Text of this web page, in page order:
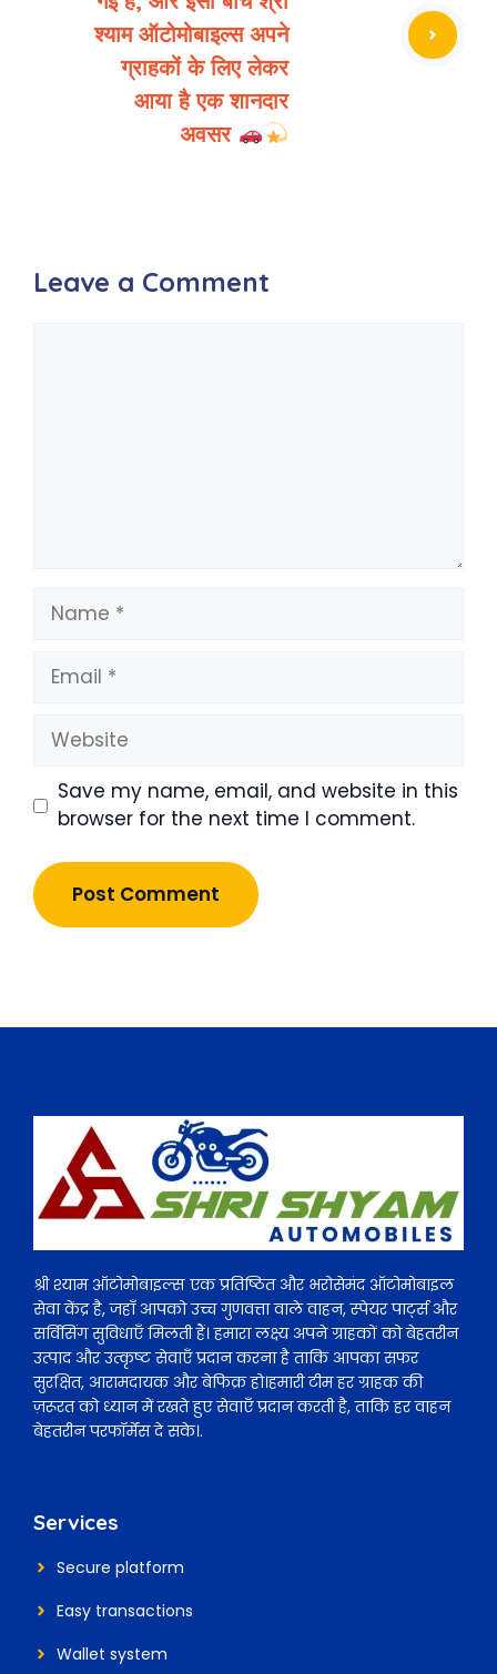
श्याम ऑटोमोबाइल्स अपने
ग्राहकों के लिए लेकर
आया है एक शानदार
अवसर
Leave a Comment
Name
Email
Website
Save my name, email, and website in this
browser for the next time I comment.
श्री श्याम ऑटोमोबाइल्स एक प्रतिष्ठित और भरोसेमंद ऑटोमोबाइल
सेवा केंद्र है, जहाँ आपको उच्च गुणवत्ता वाले वाहन, स्पेयर पार्ट्स और
सर्विसिंग सुविधाएँ मिलती हैं। हमारा लक्ष्य अपने ग्राहकों को बेहतरीन
उत्पाद और उत्कृष्ट सेवाएँ प्रदान करना है ताकि आपका सफर
सुरक्षित, आरामदायक और बेफिक्र हो।हमारी टीम हर ग्राहक की
ज़रूरत को ध्यान में रखते हुए सेवाएँ प्रदान करती है, ताकि हर वाहन
बेहतरीन परफॉर्मेंस दे सके।.
Services
Secure platform
Easy transactions
Wallet system